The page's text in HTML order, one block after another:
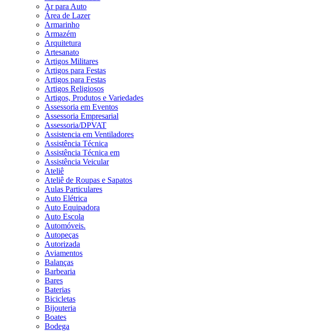
Ar para Auto
Área de Lazer
Armarinho
Armazém
Arquitetura
Artesanato
Artigos Militares
Artigos para Festas
Artigos para Festas
Artigos Religiosos
Artigos, Produtos e Variedades
Assessoria em Eventos
Assessoria Empresarial
Assessoria/DPVAT
Assistencia em Ventiladores
Assistência Técnica
Assistência Técnica em
Assistência Veicular
Ateliê
Ateliê de Roupas e Sapatos
Aulas Particulares
Auto Elétrica
Auto Equipadora
Auto Escola
Automóveis.
Autopeças
Autorizada
Aviamentos
Balanças
Barbearia
Bares
Baterias
Bicicletas
Bijouteria
Boates
Bodega